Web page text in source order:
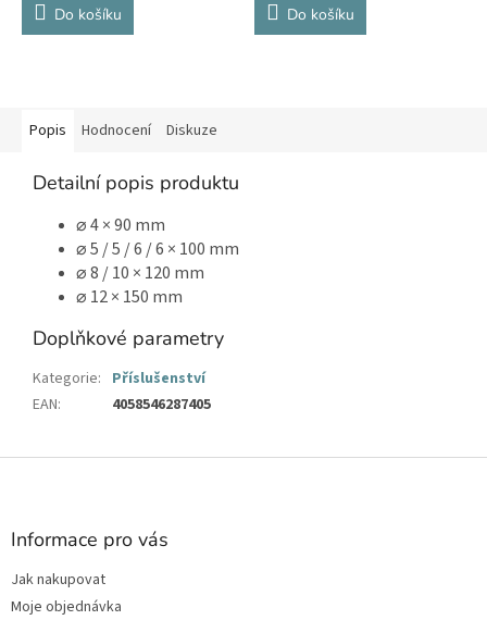
Do košíku Do košíku
Popis Hodnocení Diskuze
Detailní popis produktu
⌀ 4 × 90 mm
⌀ 5 / 5 / 6 / 6 × 100 mm
⌀ 8 / 10 × 120 mm
⌀ 12 × 150 mm
Doplňkové parametry
Kategorie: Příslušenství
EAN: 4058546287405
Z
Informace pro vás
Jak nakupovat
Moje objednávka